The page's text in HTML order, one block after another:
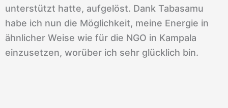
unterstützt hatte, aufgelöst. Dank Tabasamu
habe ich nun die Möglichkeit, meine Energie in
ähnlicher Weise wie für die NGO in Kampala
einzusetzen, worüber ich sehr glücklich bin.